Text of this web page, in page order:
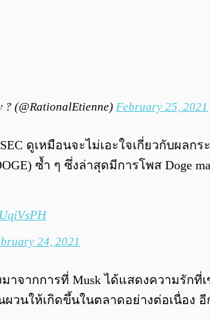
(@RationalEtienne) February 25, 2021
ดูเหมือนจะไม่เอะใจเกี่ยวกับผล
ซ้ำ ๆ ซึ่งล่าสุดมีการโพส Doge
24, 2021
าจากการที่ Musk ได้แสดงความรัก
วนให้เกิดขึ้นในตลาดอย่างต่อเนื่อง